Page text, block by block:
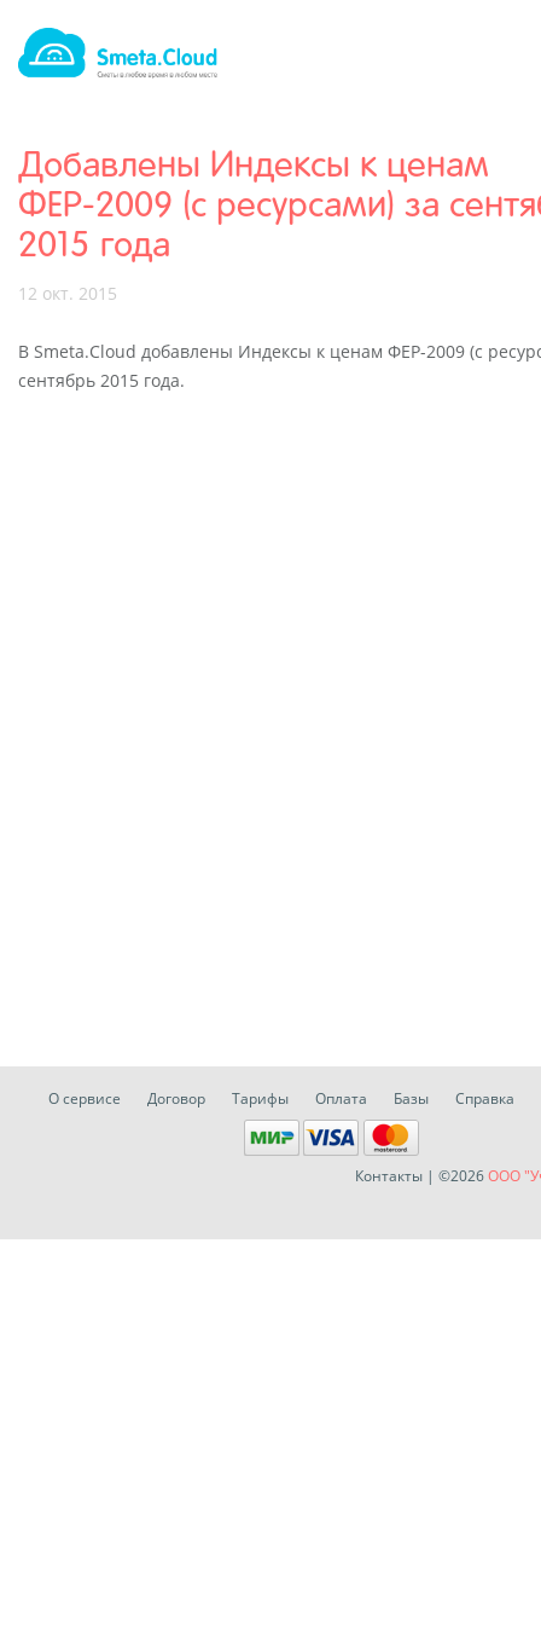
Добавлены Индексы к ценам
ФЕР-2009 (с ресурсами) за
2015 года
12 окт. 2015
В Smeta.Cloud добавлены Индексы к ценам ФЕР-2009 (с
сентябрь 2015 года.
О сервисе Договор Тарифы Оплата Базы Справка
Контакты | ©2026ООО